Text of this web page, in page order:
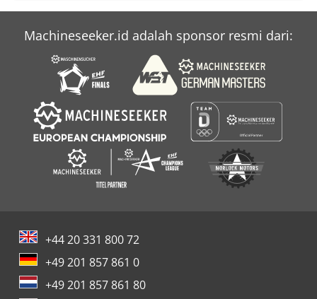
Machineseeker.id adalah sponsor resmi dari:
+44 20 331 800 72
+49 201 857 861 0
+49 201 857 861 80